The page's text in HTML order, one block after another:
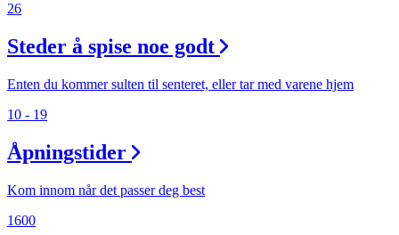
26
Steder å spise noe godt
Enten du kommer sulten til senteret, eller tar med varene hjem
10 - 19
Åpningstider
Kom innom når det passer deg best
1600